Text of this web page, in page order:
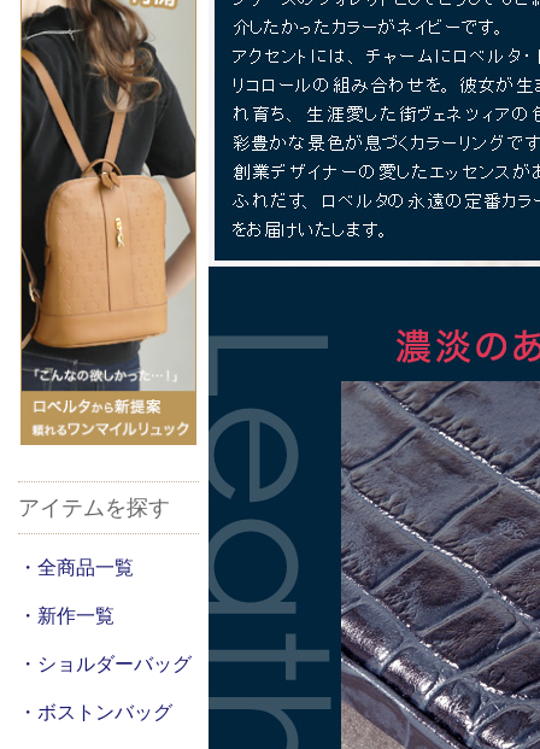
アイテムを探す
・全商品一覧
・新作一覧
・ショルダーバッグ
・ボストンバッグ